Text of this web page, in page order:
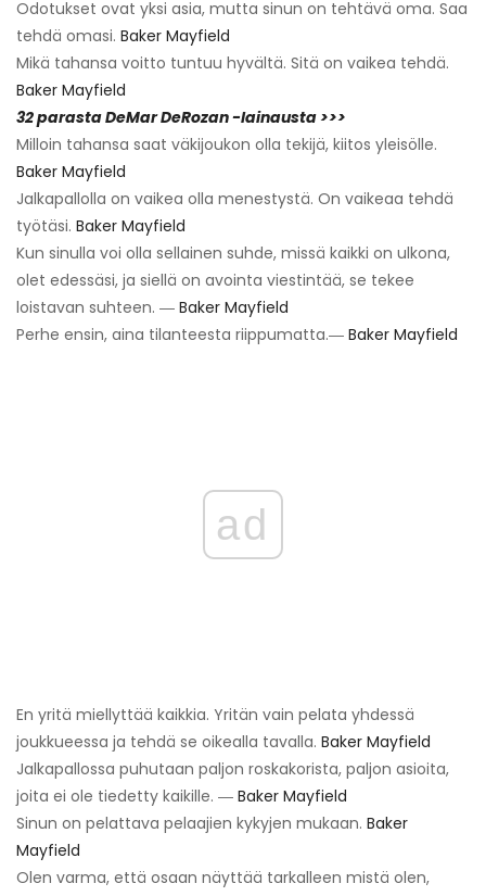
Odotukset ovat yksi asia, mutta sinun on tehtävä oma. Saa
tehdä omasi. Baker Mayfield
Mikä tahansa voitto tuntuu hyvältä. Sitä on vaikea tehdä.
Baker Mayfield
32 parasta DeMar DeRozan -lainausta >>>
Milloin tahansa saat väkijoukon olla tekijä, kiitos yleisölle.
Baker Mayfield
Jalkapallolla on vaikea olla menestystä. On vaikeaa tehdä
työtäsi. Baker Mayfield
Kun sinulla voi olla sellainen suhde, missä kaikki on ulkona,
olet edessäsi, ja siellä on avointa viestintää, se tekee
loistavan suhteen. ― Baker Mayfield
Perhe ensin, aina tilanteesta riippumatta.― Baker Mayfield
ad
En yritä miellyttää kaikkia. Yritän vain pelata yhdessä
joukkueessa ja tehdä se oikealla tavalla. Baker Mayfield
Jalkapallossa puhutaan paljon roskakorista, paljon asioita,
joita ei ole tiedetty kaikille. ― Baker Mayfield
Sinun on pelattava pelaajien kykyjen mukaan. Baker
Mayfield
Olen varma, että osaan näyttää tarkalleen mistä olen,